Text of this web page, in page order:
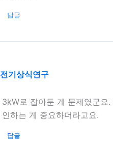
답글
전기상식연구
3kW로 잡아둔 게 문제였군요
인하는 게 중요하더라고요.
답글